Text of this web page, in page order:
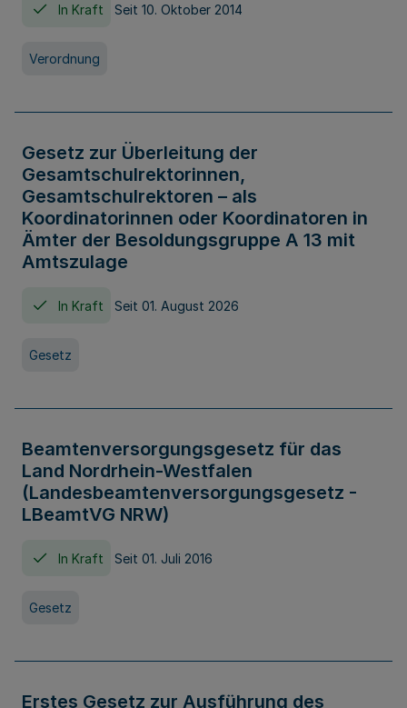
In Kraft Seit 10. Oktober 2014
Verordnung
Gesetz zur Überleitung der
Gesamtschulrektorinnen,
Gesamtschulrektoren – als
Koordinatorinnen oder Koordinatoren in
Ämter der Besoldungsgruppe A 13 mit
Amtszulage
In Kraft Seit 01. August 2026
Gesetz
Beamtenversorgungsgesetz für das
Land Nordrhein-Westfalen
(Landesbeamtenversorgungsgesetz -
LBeamtVG NRW)
In Kraft Seit 01. Juli 2016
Gesetz
Erstes Gesetz zur Ausführung des